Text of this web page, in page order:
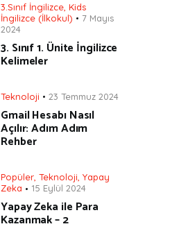
3.Sınıf İngilizce Kids
İngilizce (İlkokul)
7 Mayıs
2024
3. Sınıf 1. Ünite İngilizce
Kelimeler
Teknoloji 23 Temmuz 2024
Gmail Hesabı Nasıl
Açılır: Adım Adım
Rehber
Popüler, Teknoloji, Yapay
Zeka
15 Eylül 2024
Yapay Zeka ile Para
Kazanmak – 2